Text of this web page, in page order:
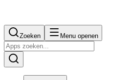
Zoeken Menu openen